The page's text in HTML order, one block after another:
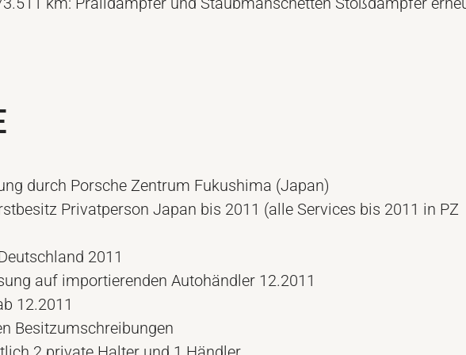
durch Porsche Zentrum Fukushima (Japan)
Privatperson Japan bis 2011 (alle Services bis 2011 in PZ
2011
auf importierenden Autohändler 12.2011
12.2011
Besitzumschreibungen